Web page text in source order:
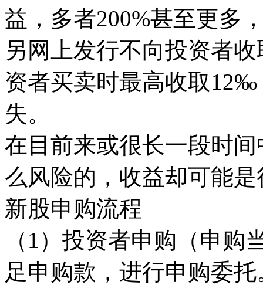
益，多者200%甚至更多
另网上发行不向投资者
资者买卖时最高收取
失。
在目前来或很长一段时
么风险的，收益却可能
新股申购流程
（1）投资者申购（申
足申购款，进行申购委托